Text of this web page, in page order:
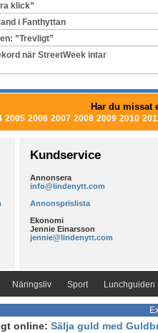
klick”
i Fanthyttan
”Trevligt”
när StreetWeek intar
Har du missat
2005 2006 2007 2008 2009 2010
Kundservice
Annonsera
info@lindenytt.com
Annonsprislista
Ekonomi
Jennie Einarsson
jennie@lindenytt.com
Näringsliv Sport Lunchguiden
online: Sälja guld med